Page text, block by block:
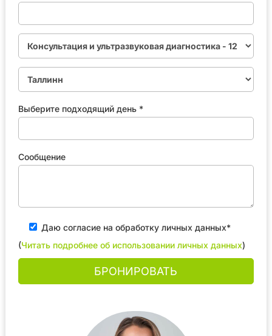
Выберите подходящий день *
Сообщение
Даю согласие на обработку личных данных*
(Читать подробнее об использовании личных данных)